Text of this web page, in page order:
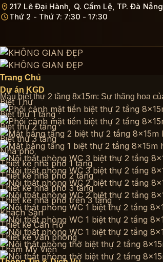
Bỏ
qua
217 Lê Đại Hành, Q. Cẩm Lệ, TP. Đà Nẵng
Thứ 2 - Thứ 7: 7:30 - 17:30
Trang Chủ
Dự án KGD
Biệt Thự
Biệt thự 1 tầng
Biệt thự 2 tầng
Biệt thự 3 tầng
Nhà phố
Thiết kế nhà phố 1 tầng
Thiết kế nhà phố 2 tầng
Thiết kế nhà phố 3 tầng
Thiết kế nhà phố trên 3 tầng
Khách Sạn
Thiết kế Căn Hộ
Thiết kế Văn phòng
Thẩm Mỹ Viện
Mẫu biệt thự 2 tầng 8x15m: Sự thăng hoa